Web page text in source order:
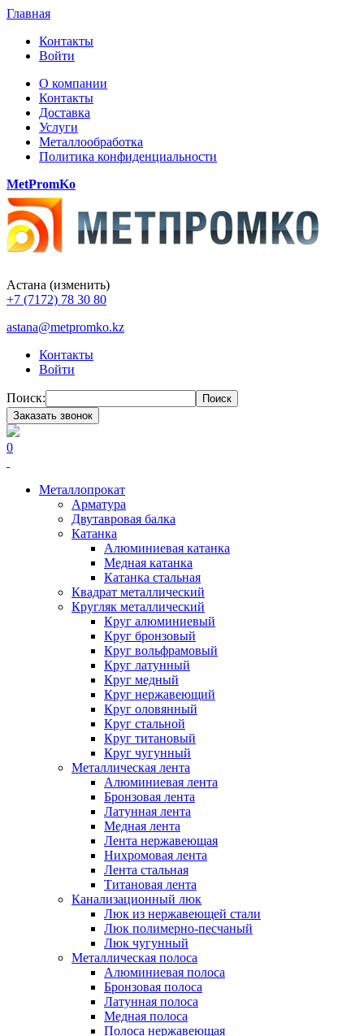
Главная
Контакты
Войти
О компании
Контакты
Доставка
Услуги
Металлообработка
Политика конфиденциальности
MetPromKo
Астана (изменить)
+7 (7172) 78 30 80
astana@metpromko.kz
Контакты
Войти
Поиск:
Поиск
Заказать звонок
0
Металлопрокат
Арматура
Двутавровая балка
Катанка
Алюминиевая катанка
Медная катанка
Катанка стальная
Квадрат металлический
Кругляк металлический
Круг алюминиевый
Круг бронзовый
Круг вольфрамовый
Круг латунный
Круг медный
Круг нержавеющий
Круг оловянный
Круг стальной
Круг титановый
Круг чугунный
Металлическая лента
Алюминиевая лента
Бронзовая лента
Латунная лента
Медная лента
Лента нержавеющая
Нихромовая лента
Лента стальная
Титановая лента
Канализационный люк
Люк из нержавеющей стали
Люк полимерно-песчаный
Люк чугунный
Металлическая полоса
Алюминиевая полоса
Бронзовая полоса
Латунная полоса
Медная полоса
Полоса нержавеющая